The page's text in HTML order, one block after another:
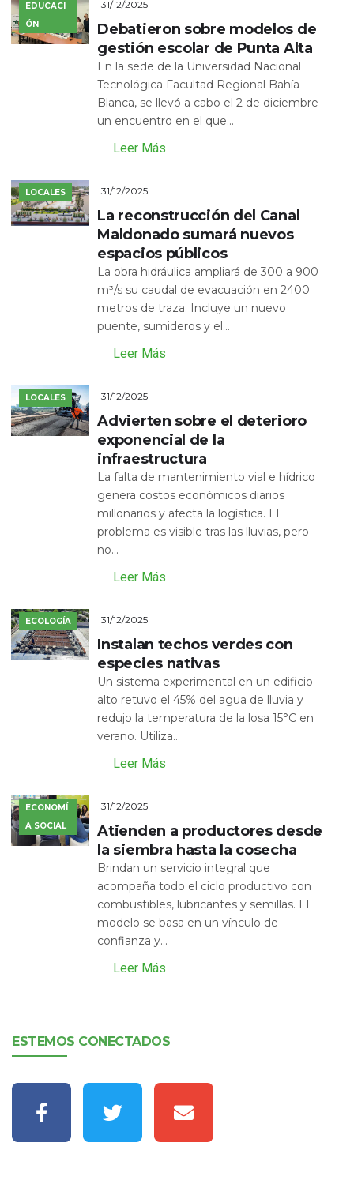
EDUCACI
ÓN
31/12/2025
Debatieron sobre modelos de
gestión escolar de Punta Alta
En la sede de la Universidad Nacional
Tecnológica Facultad Regional Bahía
Blanca, se llevó a cabo el 2 de diciembre
un encuentro en el que...
Leer Más
LOCALES 31/12/2025
La reconstrucción del Canal
Maldonado sumará nuevos
espacios públicos
La obra hidráulica ampliará de 300 a 900
m³/s su caudal de evacuación en 2400
metros de traza. Incluye un nuevo
puente, sumideros y el...
Leer Más
LOCALES 31/12/2025
Advierten sobre el deterioro
exponencial de la
infraestructura
La falta de mantenimiento vial e hídrico
genera costos económicos diarios
millonarios y afecta la logística. El
problema es visible tras las lluvias, pero
no...
Leer Más
ECOLOGÍA 31/12/2025
Instalan techos verdes con
especies nativas
Un sistema experimental en un edificio
alto retuvo el 45% del agua de lluvia y
redujo la temperatura de la losa 15°C en
verano. Utiliza...
Leer Más
ECONOMÍ
A SOCIAL
31/12/2025
Atienden a productores desde
la siembra hasta la cosecha
Brindan un servicio integral que
acompaña todo el ciclo productivo con
combustibles, lubricantes y semillas. El
modelo se basa en un vínculo de
confianza y...
Leer Más
ESTEMOS CONECTADOS